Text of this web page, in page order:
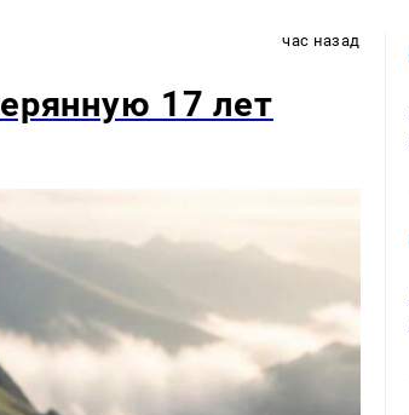
час назад
17 лет